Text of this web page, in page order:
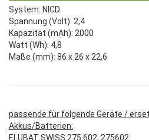
System: NICD
Spannung (Volt): 2,4
Kapazität (mAh): 2000
Watt (Wh): 4,8
Maße (mm): 86 x 26 x 22,6
passende für folgende Geräte /
Akkus/Batterien:
ELUBAT SWISS 275 602, 275602